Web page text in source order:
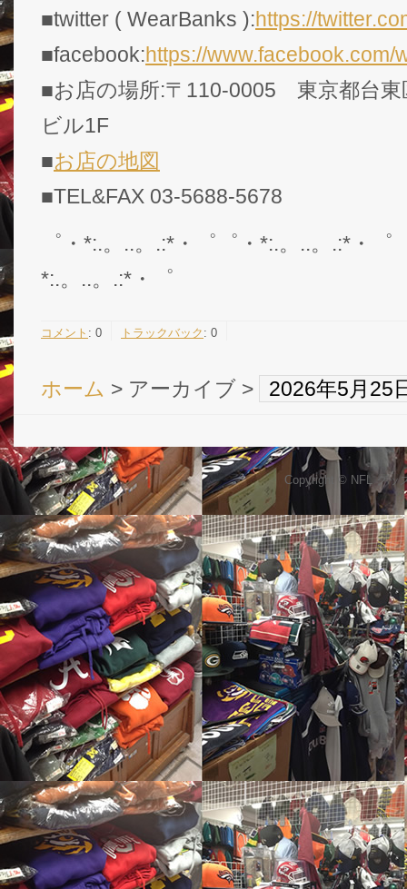
■twitter ( WearBanks ):https://
■facebook:https://www.facebook.com/
■お店の場所:〒110-0005 東京都台
ビル1F
■お店の地図
■TEL&FAX 03-5688-5678
゜・*:.。..。.:*・゜゜・*:.。..。.:*・
*:.。..。.:*・゜
コメント : 0 トラックバック : 0
ホーム > アーカイブ > 2026年5月25
Copyright © NFL グッ